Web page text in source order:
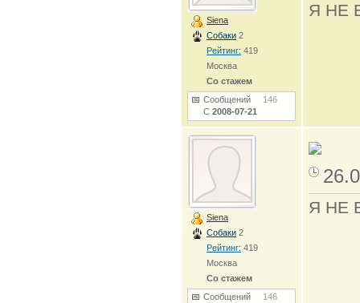
Siena
Собаки 2
Рейтинг: 419
Москва
Со стажем
Сообщений 146
С 2008-07-21
Я НЕ
Siena
Собаки 2
Рейтинг: 419
Москва
Со стажем
Сообщений 146
Я НЕ